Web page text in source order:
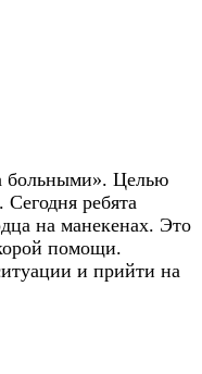
больными». Целью
ребята
на манекенах. Это
помощи.
и прийти на